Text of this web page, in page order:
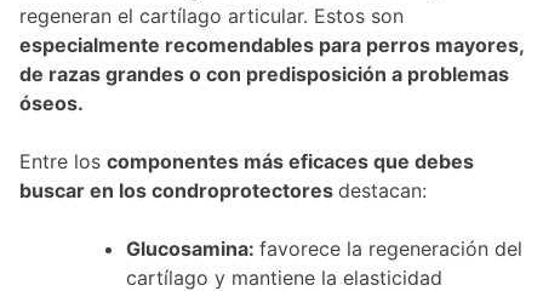
regeneran el cartílago articular. Estos son
especialmente recomendables para perros mayores,
de razas grandes o con predisposición a problemas
óseos.
Entre los componentes más eficaces que debes
buscar en los condroprotectores destacan:
Glucosamina: favorece la regeneración del
cartílago y mantiene la elasticidad